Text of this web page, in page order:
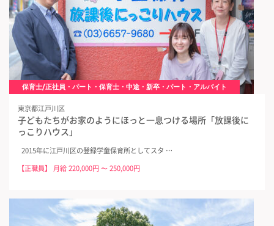
保育士/正社員・パート・保育士・中途・新卒・パート・アルバイト
東京都江戸川区
子どもたちがお家のようにほっと一息つける場所「放課後に
っこりハウス」
2015年に江戸川区の登録学童保育所としてスタ …
【正職員】 月給 220,000円 〜 250,000円